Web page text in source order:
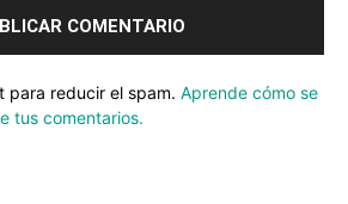
para reducir el spam. Aprende cómo se
tus comentarios.